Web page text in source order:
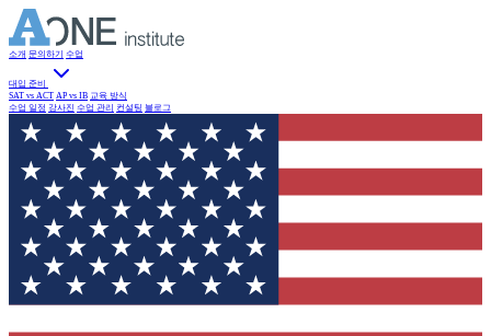
소개 문의하기 수업
대입 준비
SAT vs ACT AP vs IB 교육 방식
수업 일정 강사진 수업 관리 컨설팅 블로그